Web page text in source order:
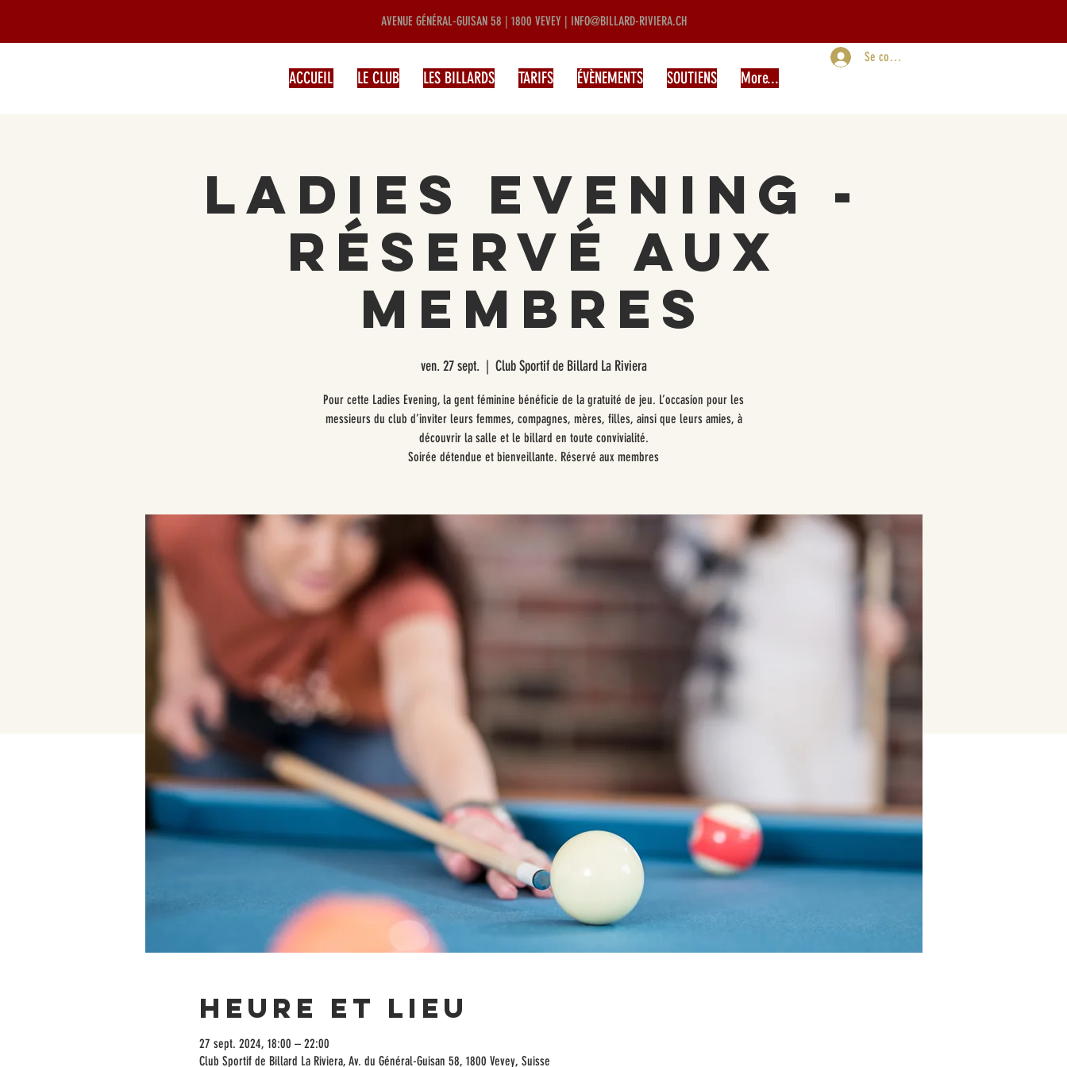
ACCUEIL LE CLUB LES BILLARDS TARIFS ÉVÈNEMENTS SOUTIENS More...
AVENUE GÉNÉRAL-GUISAN 58 | 1800 VEVEY | INFO@BILLARD-RIVIERA.CH
Se connecter
Ladies Evening -
réservé aux
membres
ven. 27 sept.
  |
Club Sportif de Billard La Riviera
Pour cette Ladies Evening, la gent féminine bénéficie de la gratuité de jeu. L’occasion pour les
messieurs du club d’inviter leurs femmes, compagnes, mères, filles, ainsi que leurs amies, à
découvrir la salle et le billard en toute convivialité.
Soirée détendue et bienveillante. Réservé aux membres
Heure et lieu
27 sept. 2024, 18:00 – 22:00
Club Sportif de Billard La Riviera, Av. du Général-Guisan 58, 1800 Vevey, Suisse